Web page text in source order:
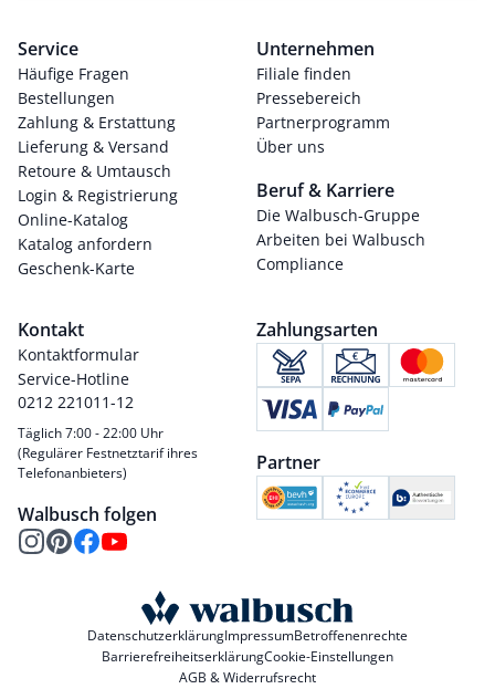
Service
Häufige Fragen
Bestellungen
Zahlung & Erstattung
Lieferung & Versand
Retoure & Umtausch
Login & Registrierung
Online-Katalog
Katalog anfordern
Geschenk-Karte
Unternehmen
Filiale finden
Pressebereich
Partnerprogramm
Über uns
Beruf & Karriere
Die Walbusch-Gruppe
Arbeiten bei Walbusch
Compliance
Kontakt
Kontaktformular
Service-Hotline
0212 221011-12
Täglich 7:00 - 22:00 Uhr
(Regulärer Festnetztarif ihres
Telefonanbieters)
Walbusch folgen
Zahlungsarten
Partner
DatenschutzerklärungImpressumBetroffenenrechte
BarrierefreiheitserklärungCookie-Einstellungen
AGB & Widerrufsrecht